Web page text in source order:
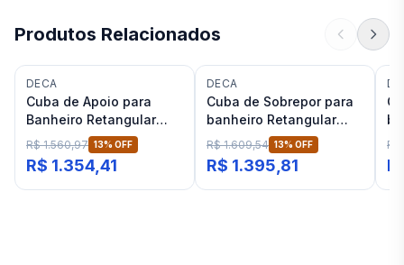
Produtos Relacionados
DECA
Cuba de Apoio para
Banheiro Retangular
50cm com mesa Preta
Fosca Deca L.13050
R$ 1.560,97 13% OFF
R$ 1.354,41
DECA
Cuba de Sobrepor para
banheiro Retangular
62x40cm com Mesa
Ébano Fosco Deca Slim
R$ 1.609,54 13% OFF
R$ 1.395,81
R$